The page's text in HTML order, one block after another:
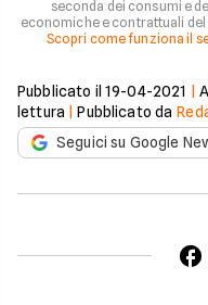
seconda dei consumi e
economiche e contrattuali
Scopri come funziona il
Pubblicato il 19-04-2021
lettura |Pubblicato da
Seguici su Google